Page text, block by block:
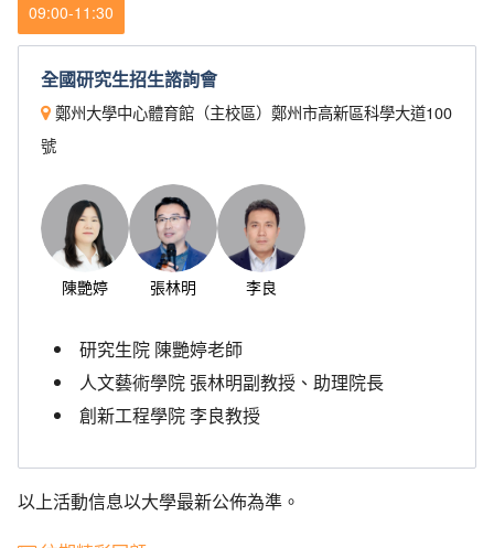
09:00-11:30
全國研究生招生諮詢會
鄭州大學中心體育館（主校區）鄭州市高新區科學大道100
號
陳艷婷 張林明 李良
研究生院 陳艷婷老師
人文藝術學院 張林明副教授、助理院長
創新工程學院 李良教授
以上活動信息以大學最新公佈為準。